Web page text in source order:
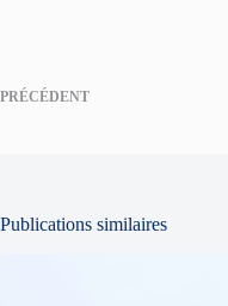
PRÉCÉDENT
Publications similaires